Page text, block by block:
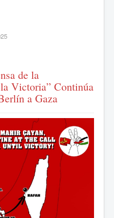
de la
Victoria” Continúa
a Gaza